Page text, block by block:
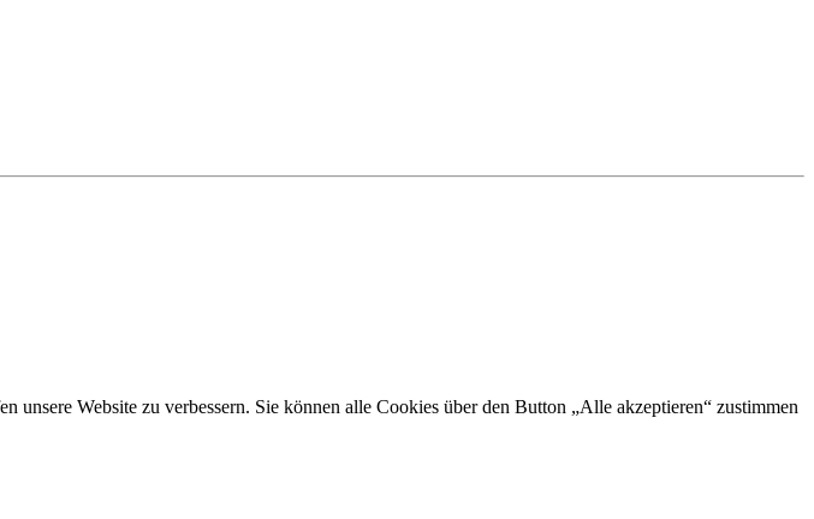
Website zu verbessern. Sie können alle Cookies über den Button „Alle akzeptieren“ zustimmen